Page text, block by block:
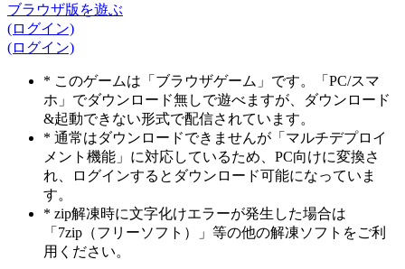
ブラウザ版を遊ぶ
(ログイン)
(ログイン)
* このゲームは「ブラウザゲーム」です。「PC/スマ
ホ」でダウンロード無しで遊べますが、ダウンロード
&起動できない形式で配信されています。
* 通常はダウンロードできませんが「マルチデプロイ
メント機能」に対応しているため、PC向けに変換さ
れ、ログインするとダウンロード可能になっていま
す。
* zip解凍時に文字化けエラーが発生した場合は
「7zip（フリーソフト）」等の他の解凍ソフトをご利
用ください。